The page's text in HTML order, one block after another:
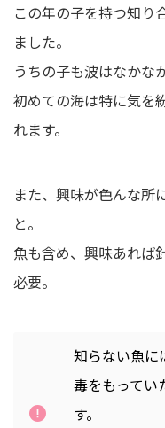
この年の子を持つ知り
ました。
うちの子も波はなかな
初めての海は特に気を
れます。
また、興味が色んな所
と。
魚も含め、興味あれば
必要。
知らない魚に
毒をもってい
す。